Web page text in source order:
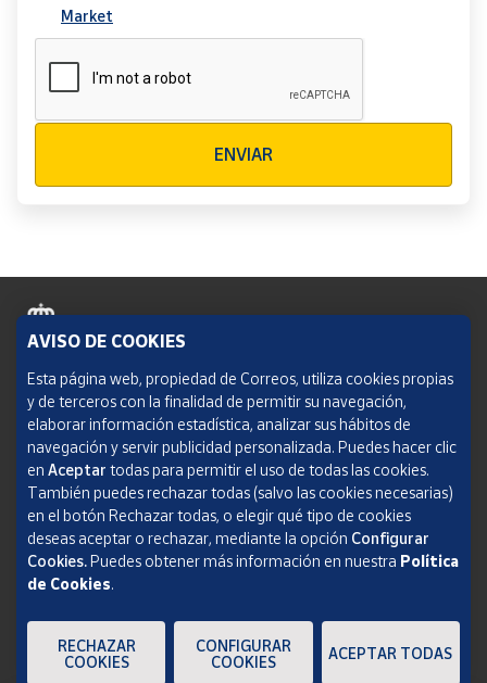
Market
ENVIAR
Política de cookies
Aviso legal
Condiciones del servicio
Política de Privacidad Web
Informe de transparencia
SOCIEDAD ESTATAL CORREOS Y TELÉGRAFOS, S.A., S.M.E. Todos los derechos
AVISO DE COOKIES
Esta página web, propiedad de Correos, utiliza cookies propias
y de terceros con la finalidad de permitir su navegación,
elaborar información estadística, analizar sus hábitos de
navegación y servir publicidad personalizada. Puedes hacer clic
en Aceptar todas para permitir el uso de todas las cookies.
También puedes rechazar todas (salvo las cookies necesarias)
en el botón Rechazar todas, o elegir qué tipo de cookies
deseas aceptar o rechazar, mediante la opción Configurar
Cookies.Puedes obtener más información en nuestra Política
de Cookies.
RECHAZAR
COOKIES
CONFIGURAR
COOKIES
ACEPTAR TODAS